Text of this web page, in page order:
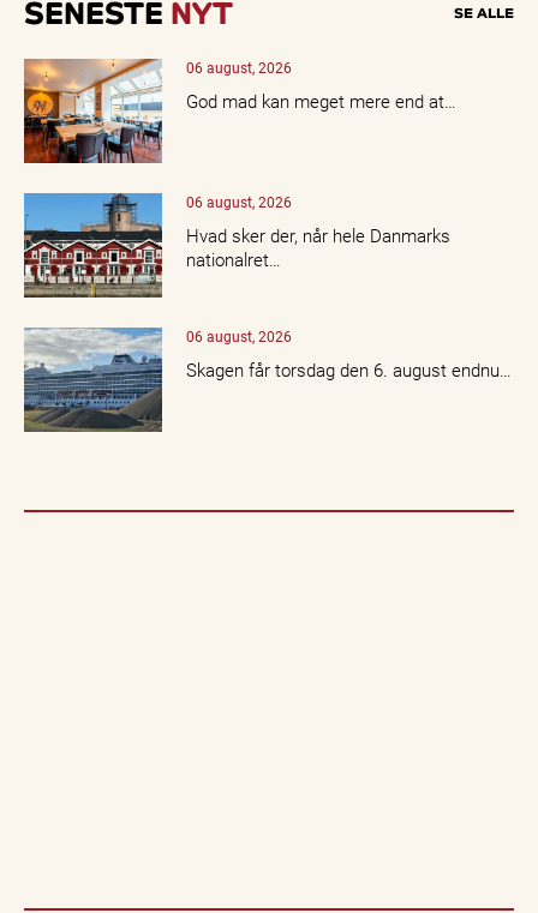
SENESTE NYT SE ALLE
06 august, 2026
God mad kan meget mere end at…
06 august, 2026
Hvad sker der, når hele Danmarks
nationalret…
06 august, 2026
Skagen får torsdag den 6. august endnu…